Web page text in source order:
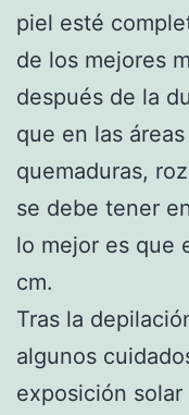
piel esté
de los mejores
después de la
que en las
quemaduras,
se debe tener
lo mejor es que
cm.
Tras la
algunos
exposición